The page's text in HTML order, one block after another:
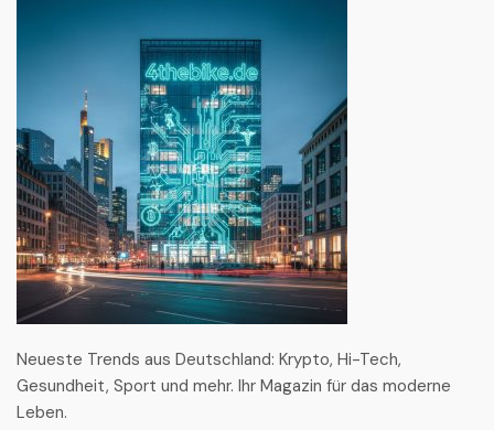
Neueste Trends aus Deutschland: Krypto, Hi-Tech,
Gesundheit, Sport und mehr. Ihr Magazin für das moderne
Leben.